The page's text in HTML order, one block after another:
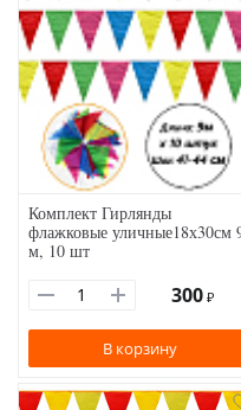
Комплект Гирлянды
флажковые уличные18х30см
м, 10 шт
300 ₽
В корзину